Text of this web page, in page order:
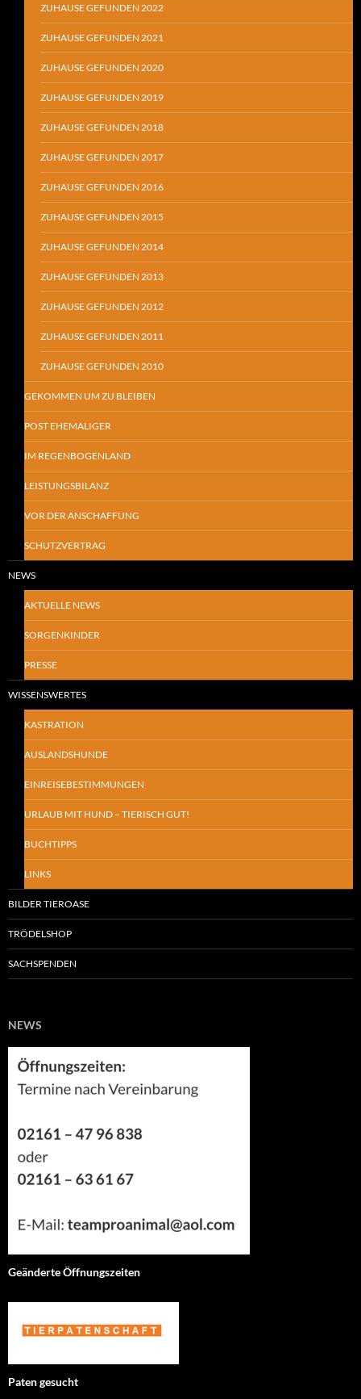
ZUHAUSE GEFUNDEN 2022
ZUHAUSE GEFUNDEN 2021
ZUHAUSE GEFUNDEN 2020
ZUHAUSE GEFUNDEN 2019
ZUHAUSE GEFUNDEN 2018
ZUHAUSE GEFUNDEN 2017
ZUHAUSE GEFUNDEN 2016
ZUHAUSE GEFUNDEN 2015
ZUHAUSE GEFUNDEN 2014
ZUHAUSE GEFUNDEN 2013
ZUHAUSE GEFUNDEN 2012
ZUHAUSE GEFUNDEN 2011
ZUHAUSE GEFUNDEN 2010
GEKOMMEN UM ZU BLEIBEN
POST EHEMALIGER
IM REGENBOGENLAND
LEISTUNGSBILANZ
VOR DER ANSCHAFFUNG
SCHUTZVERTRAG
NEWS
AKTUELLE NEWS
SORGENKINDER
PRESSE
WISSENSWERTES
KASTRATION
AUSLANDSHUNDE
EINREISEBESTIMMUNGEN
URLAUB MIT HUND – TIERISCH GUT!
BUCHTIPPS
LINKS
BILDER TIEROASE
TRÖDELSHOP
SACHSPENDEN
NEWS
Geänderte Öffnungszeiten
Paten gesucht